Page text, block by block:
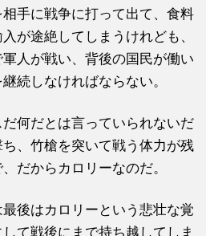
手に戦争に打って出て、食料
が途絶してしまうけれども、
人が戦い、背後の国民が働い
続しなければならない。
何だとは言っていられないだ
、竹槍を突いて戦う体力が残
だからカロリーなのだ。
後はカロリーという悲壮な覚
て戦後にまで持ち越してしま